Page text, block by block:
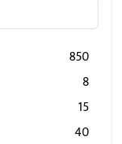
850
8
15
40